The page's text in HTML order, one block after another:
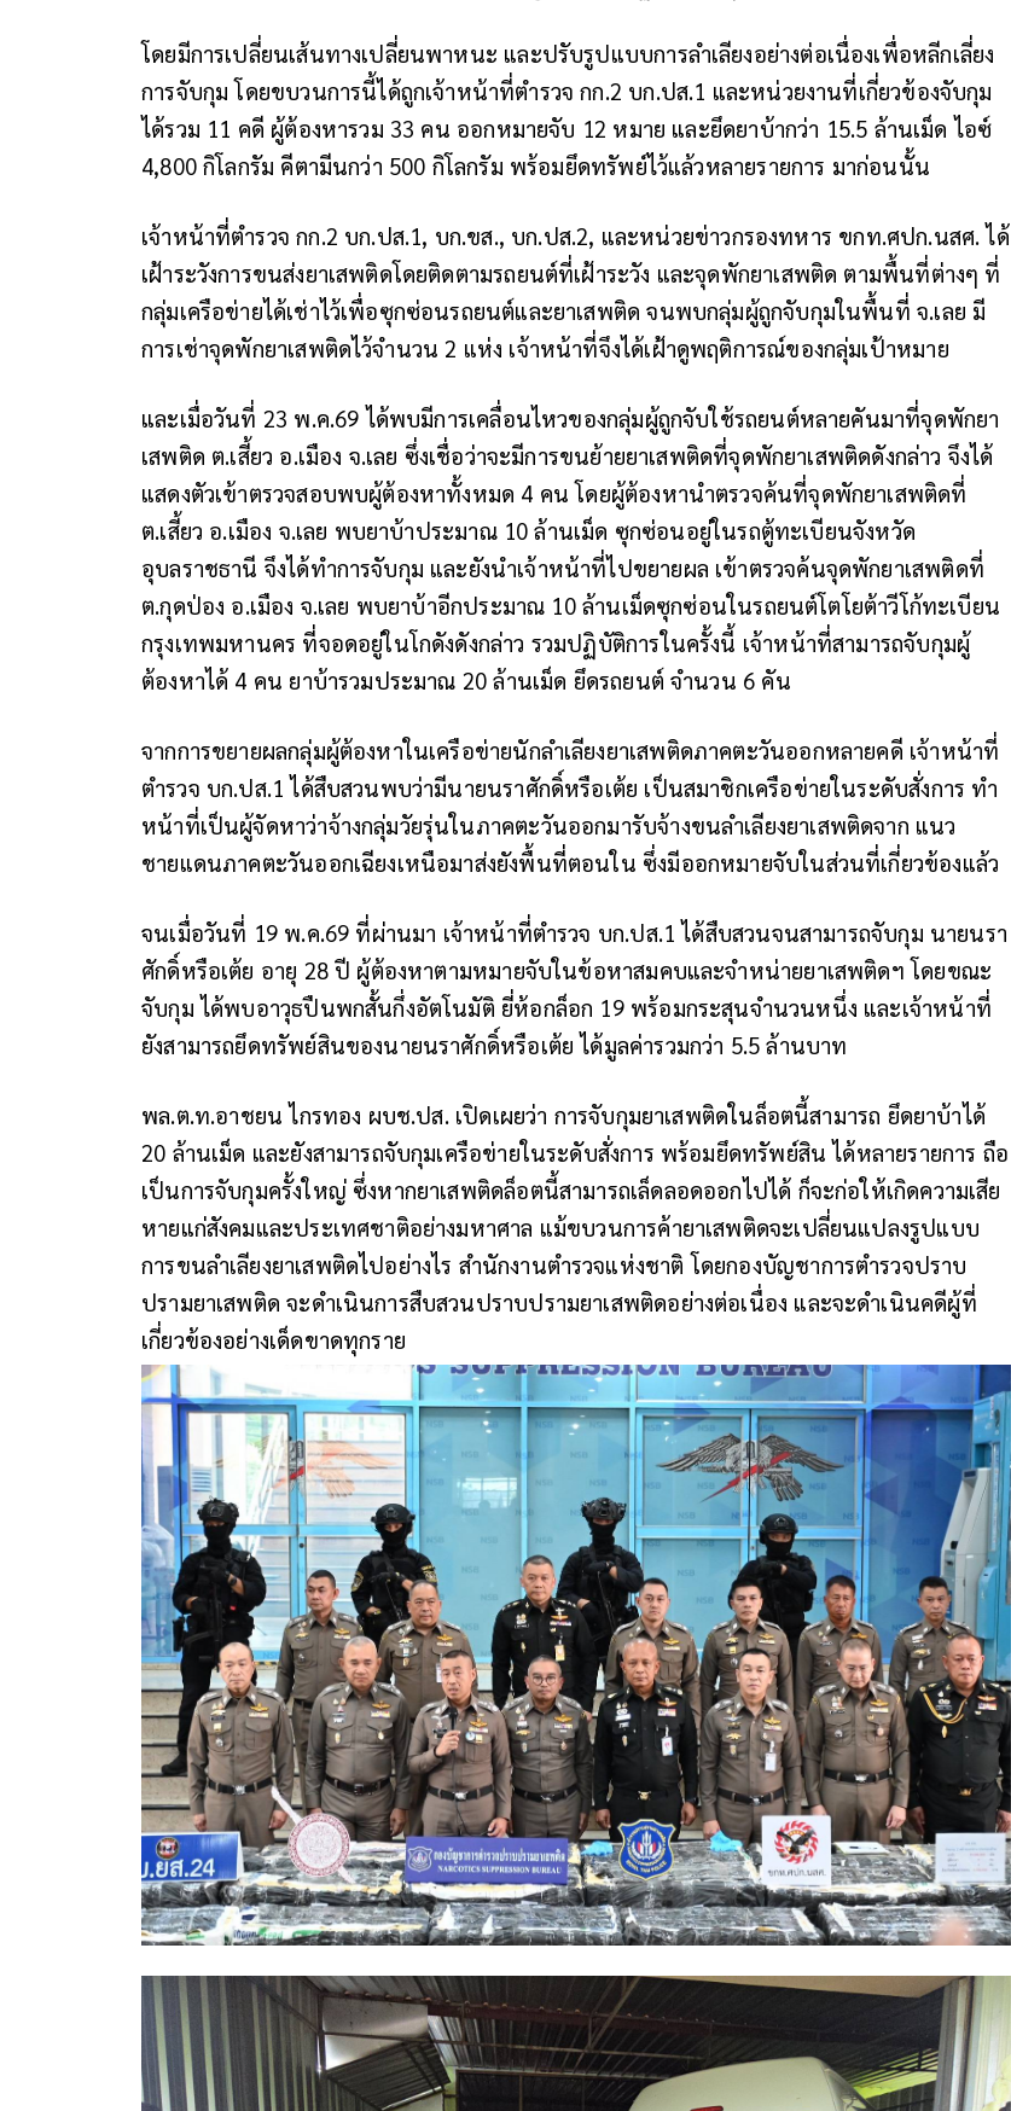
โดยมีการเปลี่ยนเส้นทางเปลี่ยนพาหนะ และปรับรูปแบบการลำเลียงอย่างต่อเนื่องเพื่อหลีกเลี่ยง
การจับกุม โดยขบวนการนี้ได้ถูกเจ้าหน้าที่ตำรวจ กก.2 บก.ปส.1 และหน่วยงานที่เกี่ยวข้องจับกุม
ได้รวม 11 คดี ผู้ต้องหารวม 33 คน ออกหมายจับ 12 หมาย และยึดยาบ้ากว่า 15.5 ล้านเม็ด ไอซ์
4,800 กิโลกรัม คีตามีนกว่า 500 กิโลกรัม พร้อมยึดทรัพย์ไว้แล้วหลายรายการ มาก่อนนั้น
เจ้าหน้าที่ตำรวจ กก.2 บก.ปส.1, บก.ขส., บก.ปส.2, และหน่วยข่าวกรองทหาร ขกท.ศปก.นสศ. ได้
เฝ้าระวังการขนส่งยาเสพติดโดยติดตามรถยนต์ที่เฝ้าระวัง และจุดพักยาเสพติด ตามพื้นที่ต่างๆ ที่
กลุ่มเครือข่ายได้เช่าไว้เพื่อซุกซ่อนรถยนต์และยาเสพติด จนพบกลุ่มผู้ถูกจับกุมในพื้นที่ จ.เลย มี
การเช่าจุดพักยาเสพติดไว้จำนวน 2 แห่ง เจ้าหน้าที่จึงได้เฝ้าดูพฤติการณ์ของกลุ่มเป้าหมาย
และเมื่อวันที่ 23 พ.ค.69 ได้พบมีการเคลื่อนไหวของกลุ่มผู้ถูกจับใช้รถยนต์หลายคันมาที่จุดพักยา
เสพติด ต.เสี้ยว อ.เมือง จ.เลย ซึ่งเชื่อว่าจะมีการขนย้ายยาเสพติดที่จุดพักยาเสพติดดังกล่าว จึงได้
แสดงตัวเข้าตรวจสอบพบผู้ต้องหาทั้งหมด 4 คน โดยผู้ต้องหานำตรวจค้นที่จุดพักยาเสพติดที่
ต.เสี้ยว อ.เมือง จ.เลย พบยาบ้าประมาณ 10 ล้านเม็ด ซุกซ่อนอยู่ในรถตู้ทะเบียนจังหวัด
อุบลราชธานี จึงได้ทำการจับกุม และยังนำเจ้าหน้าที่ไปขยายผล เข้าตรวจค้นจุดพักยาเสพติดที่
ต.กุดป่อง อ.เมือง จ.เลย พบยาบ้าอีกประมาณ 10 ล้านเม็ดซุกซ่อนในรถยนต์โตโยต้าวีโก้ทะเบียน
กรุงเทพมหานคร ที่จอดอยู่ในโกดังดังกล่าว รวมปฏิบัติการในครั้งนี้ เจ้าหน้าที่สามารถจับกุมผู้
ต้องหาได้ 4 คน ยาบ้ารวมประมาณ 20 ล้านเม็ด ยึดรถยนต์ จำนวน 6 คัน
จากการขยายผลกลุ่มผู้ต้องหาในเครือข่ายนักลำเลียงยาเสพติดภาคตะวันออกหลายคดี เจ้าหน้าที่
ตำรวจ บก.ปส.1 ได้สืบสวนพบว่ามีนายนราศักดิ์หรือเต้ย เป็นสมาชิกเครือข่ายในระดับสั่งการ ทำ
หน้าที่เป็นผู้จัดหาว่าจ้างกลุ่มวัยรุ่นในภาคตะวันออกมารับจ้างขนลำเลียงยาเสพติดจาก แนว
ชายแดนภาคตะวันออกเฉียงเหนือมาส่งยังพื้นที่ตอนใน ซึ่งมีออกหมายจับในส่วนที่เกี่ยวข้องแล้ว
จนเมื่อวันที่ 19 พ.ค.69 ที่ผ่านมา เจ้าหน้าที่ตำรวจ บก.ปส.1 ได้สืบสวนจนสามารถจับกุม นายนรา
ศักดิ์หรือเต้ย อายุ 28 ปี ผู้ต้องหาตามหมายจับในข้อหาสมคบและจำหน่ายยาเสพติดฯ โดยขณะ
จับกุม ได้พบอาวุธปืนพกสั้นกึ่งอัตโนมัติ ยี่ห้อกล็อก 19 พร้อมกระสุนจำนวนหนึ่ง และเจ้าหน้าที่
ยังสามารถยึดทรัพย์สินของนายนราศักดิ์หรือเต้ย ได้มูลค่ารวมกว่า 5.5 ล้านบาท
พล.ต.ท.อาชยน ไกรทอง ผบช.ปส. เปิดเผยว่า การจับกุมยาเสพติดในล็อตนี้สามารถ ยึดยาบ้าได้
20 ล้านเม็ด และยังสามารถจับกุมเครือข่ายในระดับสั่งการ พร้อมยึดทรัพย์สิน ได้หลายรายการ ถือ
เป็นการจับกุมครั้งใหญ่ ซึ่งหากยาเสพติดล็อตนี้สามารถเล็ดลอดออกไปได้ ก็จะก่อให้เกิดความเสีย
หายแก่สังคมและประเทศชาติอย่างมหาศาล แม้ขบวนการค้ายาเสพติดจะเปลี่ยนแปลงรูปแบบ
การขนลำเลียงยาเสพติดไปอย่างไร สำนักงานตำรวจแห่งชาติ โดยกองบัญชาการตำรวจปราบ
ปรามยาเสพติด จะดำเนินการสืบสวนปราบปรามยาเสพติดอย่างต่อเนื่อง และจะดำเนินคดีผู้ที่
เกี่ยวข้องอย่างเด็ดขาดทุกราย